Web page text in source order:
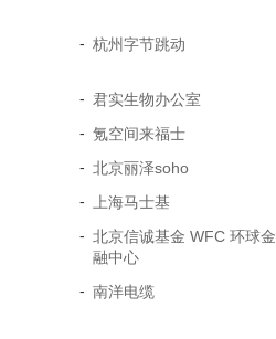
- 杭州字节跳动
- 君实生物办公室
- 氪空间来福士
- 北京丽泽soho
-
上海马士基
- 北京信诚基金 WFC 环球金
融中心
- 南洋电缆